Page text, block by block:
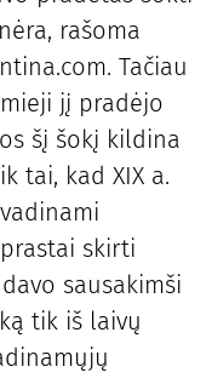
rašoma
Tačiau
jį pradėjo
šį šokį kildina
tai, kad XIX a.
skirti
sausakimši
tik iš laivų